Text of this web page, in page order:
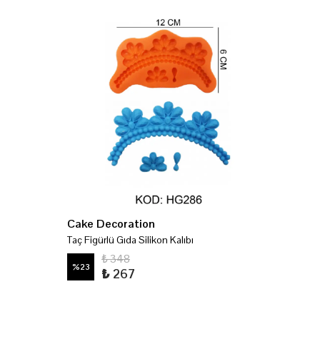
Cake Decoration
Taç Figürlü Gıda Silikon Kalıbı
%23
₺ 348
₺ 267